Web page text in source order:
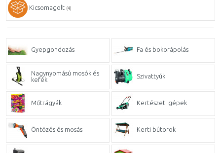
Kicsomagolt (4)
Gyepgondozás Fa és bokorápolás
Nagynyomású mosók és
kefék
Szivattyúk
Műtrágyák Kertészeti gépek
Öntözés és mosás Kerti bútorok